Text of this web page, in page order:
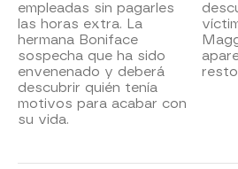
empleadas sin pagarles
las horas extra. La
hermana Boniface
sospecha que ha sido
envenenado y deberá
descubrir quién tenía
motivos para acabar con
su vida.